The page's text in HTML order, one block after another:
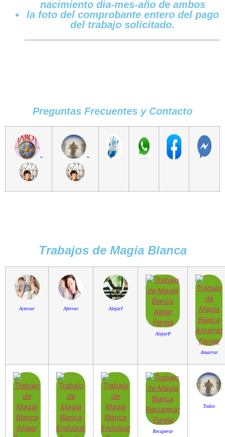
nacimiento dia-mes-año de ambos
la foto del comprobante entero del pago
del trabajo solicitado.
Preguntas Frecuentes y Contacto
- -
Trabajos de Magia Blanca
Acercar Aferrar AlejarI
AlejarP
Amarrar
Recuperar
Todos